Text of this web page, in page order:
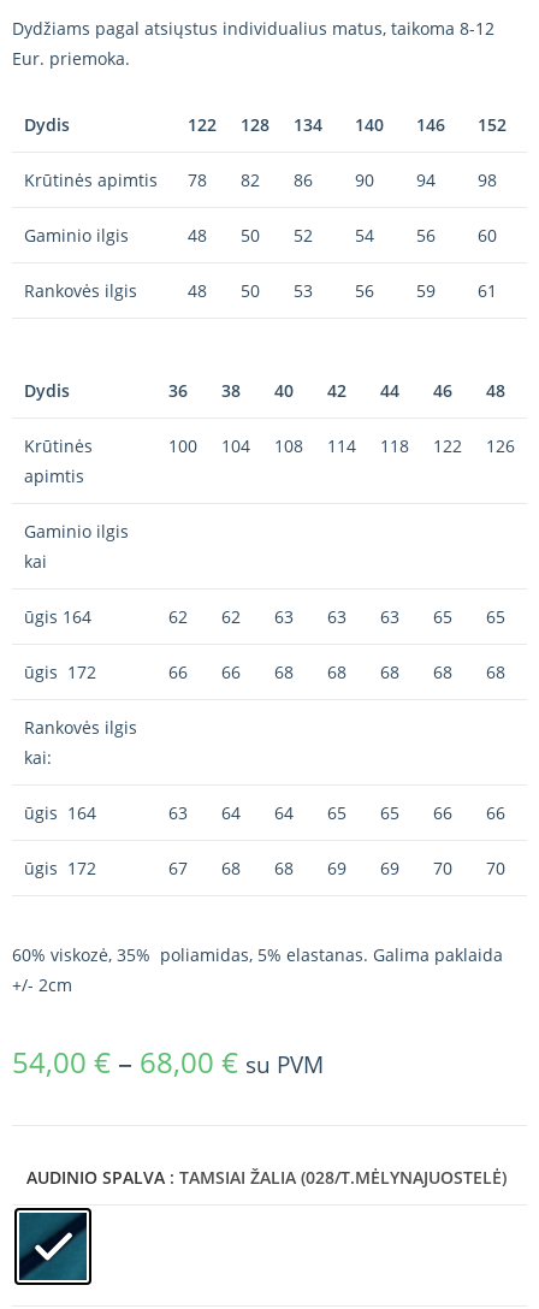
Dydžiams pagal atsiųstus individualius matus, taikoma 8-12
Eur. priemoka.
Dydis 122 128 134 140 146 152
Krūtinės apimtis 78 82 86 90 94 98
Gaminio ilgis 48 50 52 54 56 60
Rankovės ilgis 48 50 53 56 59 61
Dydis 36 38 40 42 44 46 48
Krūtinės
apimtis
100 104 108 114 118 122 126
Gaminio ilgis
kai
ūgis 164 62 62 63 63 63 65 65
ūgis 172 66 66 68 68 68 68 68
Rankovės ilgis
kai:
ūgis 164 63 64 64 65 65 66 66
ūgis 172 67 68 68 69 69 70 70
60% viskozė, 35% poliamidas, 5% elastanas. Galima paklaida
+/- 2cm
54,00 € – 68,00 € su PVM
AUDINIO SPALVA : TAMSIAI ŽALIA (028/T.MĖLYNAJUOSTELĖ)